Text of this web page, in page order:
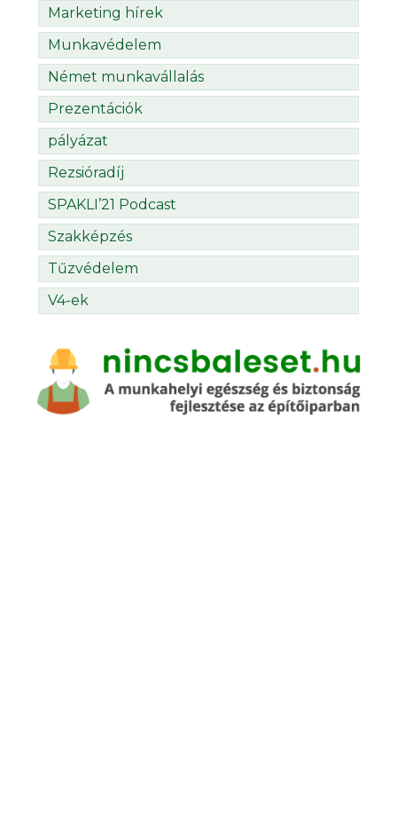
Marketing hírek
Munkavédelem
Német munkavállalás
Prezentációk
pályázat
Rezsióradíj
SPAKLI’21 Podcast
Szakképzés
Tűzvédelem
V4-ek